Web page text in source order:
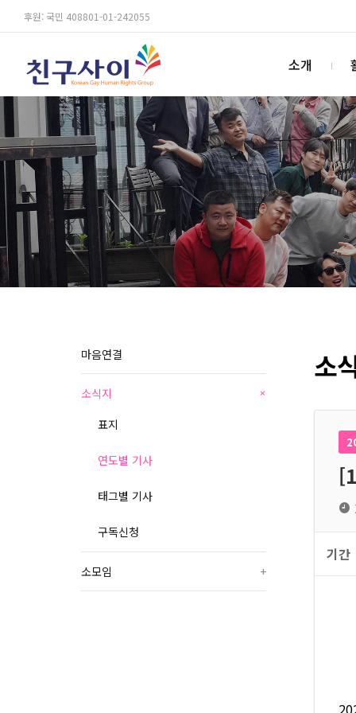
후원: 국민 408801-01-242055
소개
마음연결
소식지 +
표지
연도별 기사
태그별 기사
구독신청
소모임 +
소
기간